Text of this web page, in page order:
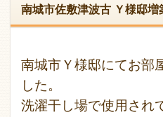
南城市佐敷津波古 Ｙ様邸増
南城市Ｙ様邸にてお部
した。
洗濯干し場で使用され